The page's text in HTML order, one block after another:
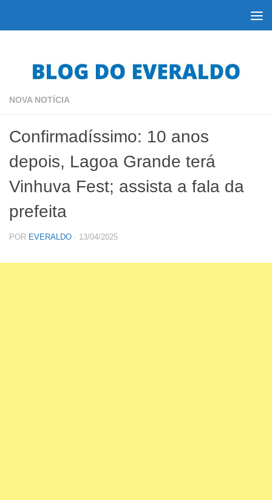
NOVA NOTÍCIA
Confirmadíssimo: 10 anos
depois, Lagoa Grande terá
Vinhuva Fest; assista a fala da
prefeita
POR EVERALDO · 13/04/2025